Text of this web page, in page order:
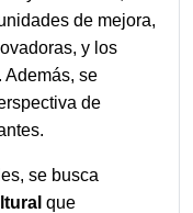
de mejora,
y los
Además, se
de
se busca
que